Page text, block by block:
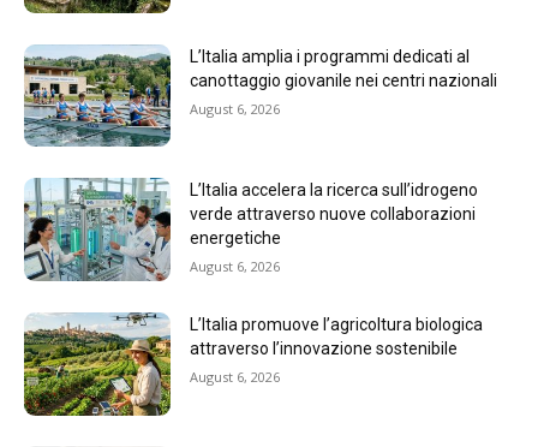
L’Italia amplia i programmi dedicati al
canottaggio giovanile nei centri nazionali
August 6, 2026
L’Italia accelera la ricerca sull’idrogeno
verde attraverso nuove collaborazioni
energetiche
August 6, 2026
L’Italia promuove l’agricoltura biologica
attraverso l’innovazione sostenibile
August 6, 2026